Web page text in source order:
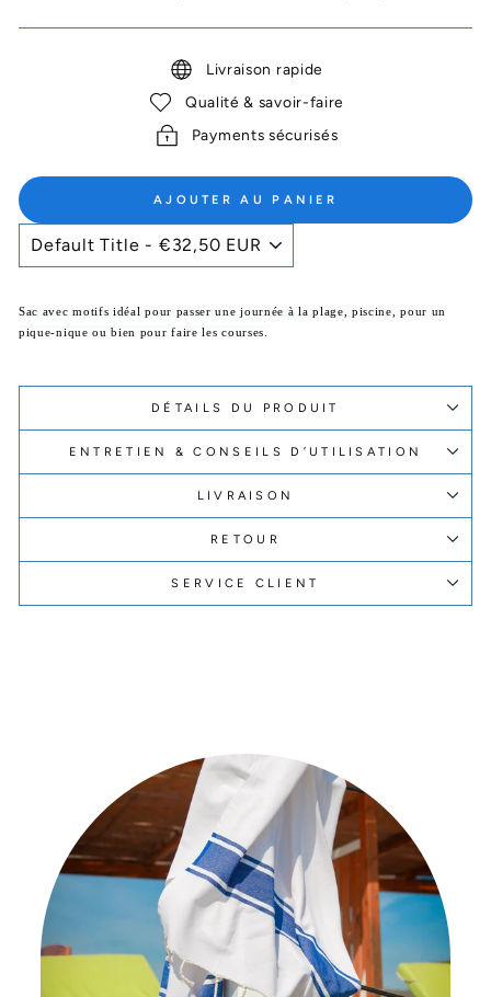
Livraison rapide
Qualité & savoir-faire
Payments sécurisés
AJOUTER AU PANIER
Sac avec motifs idéal pour passer une journée à la plage, piscine, pour un
pique-nique ou bien pour faire les courses.
DÉTAILS DU PRODUIT
ENTRETIEN & CONSEILS D’UTILISATION
LIVRAISON
RETOUR
SERVICE CLIENT